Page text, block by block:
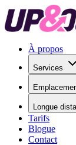
À propos
Services
Longue
Tarifs
Blogue
Contact